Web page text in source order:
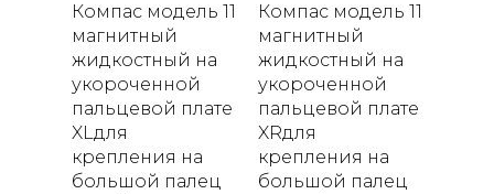
Компас модель 11
магнитный
жидкостный на
укороченной
пальцевой плате
XLдля
крепления на
большой палец
Компас модель 11
магнитный
жидкостный на
укороченной
пальцевой плате
XRдля
крепления на
большой палец